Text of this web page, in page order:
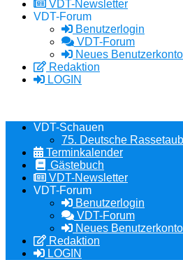
VDT-Newsletter
VDT-Forum
Benutzerlogin
VDT-Forum
Neues
Redaktion
LOGIN
VDT-Schauen
75. Deutsche
Terminkalender
Gästebuch
VDT-Newsletter
VDT-Forum
Benutzerlogin
VDT-Forum
Neues
Redaktion
LOGIN